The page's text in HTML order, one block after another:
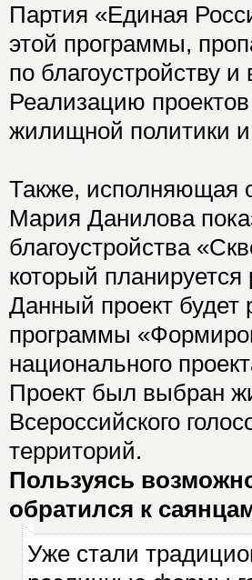
Партия «Единая
этой программы,
по благоустройству
Реализацию
жилищной политики и
Также, исполняющая
Мария Данилова
благоустройства
который планируется
Данный проект будет
программы
национального
Проект был выбран
Всероссийского
территорий.
Пользуясь
обратился к
Уже стали